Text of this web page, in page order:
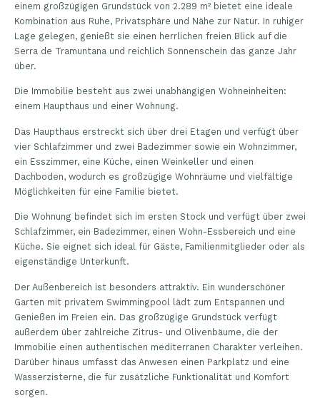
einem großzügigen Grundstück von 2.289 m² bietet eine ideale
Kombination aus Ruhe, Privatsphäre und Nähe zur Natur. In ruhiger
Lage gelegen, genießt sie einen herrlichen freien Blick auf die
Serra de Tramuntana und reichlich Sonnenschein das ganze Jahr
über.
Die Immobilie besteht aus zwei unabhängigen Wohneinheiten:
einem Haupthaus und einer Wohnung.
Das Haupthaus erstreckt sich über drei Etagen und verfügt über
vier Schlafzimmer und zwei Badezimmer sowie ein Wohnzimmer,
ein Esszimmer, eine Küche, einen Weinkeller und einen
Dachboden, wodurch es großzügige Wohnräume und vielfältige
Möglichkeiten für eine Familie bietet.
Die Wohnung befindet sich im ersten Stock und verfügt über zwei
Schlafzimmer, ein Badezimmer, einen Wohn-Essbereich und eine
Küche. Sie eignet sich ideal für Gäste, Familienmitglieder oder als
eigenständige Unterkunft.
Der Außenbereich ist besonders attraktiv. Ein wunderschöner
Garten mit privatem Swimmingpool lädt zum Entspannen und
Genießen im Freien ein. Das großzügige Grundstück verfügt
außerdem über zahlreiche Zitrus- und Olivenbäume, die der
Immobilie einen authentischen mediterranen Charakter verleihen.
Darüber hinaus umfasst das Anwesen einen Parkplatz und eine
Wasserzisterne, die für zusätzliche Funktionalität und Komfort
sorgen.